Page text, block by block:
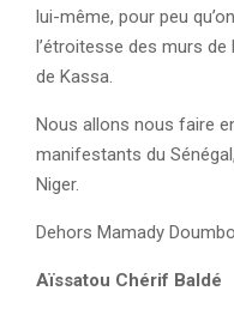
lui-même, pour peu
l’étroitesse des murs
de Kassa.
Nous allons nous faire
manifestants du
Niger.
Dehors Mamady
Aïssatou Chérif Baldé